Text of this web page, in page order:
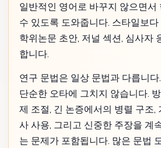
일반적인 영어로 바꾸지 않으면서
수 있도록 도와줍니다. 스타일보
학위논문 초안, 저널 섹션, 심사자
합니다.
연구 문법은 일상 문법과 다릅니
단순한 오타에 그치지 않습니다.
제 조절, 긴 논증에서의 병렬 구조,
사 사용, 그리고 신중한 주장을 계
는 문제가 포함됩니다. 많은 문법